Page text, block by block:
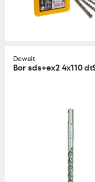
Dewalt
Bor sds+ex2 4x110